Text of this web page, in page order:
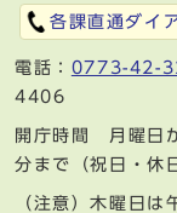
各課直通ダイ
電話： 0773-42-
4406
開庁時間 月曜日
分まで（祝日・休
（注意）木曜日